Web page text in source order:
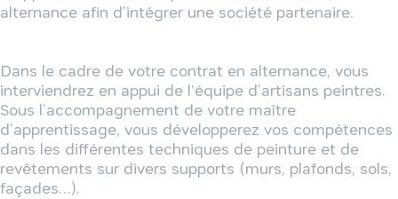
alternance afin d’intégrer une société partenaire.
Dans le cadre de votre contrat en alternance, vous
interviendrez en appui de l'équipe d’artisans peintres.
Sous l’accompagnement de votre maître
d’apprentissage, vous développerez vos compétences
dans les différentes techniques de peinture et de
revêtements sur divers supports (murs, plafonds, sols,
façades…).